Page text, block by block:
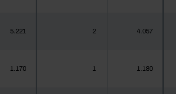
5.221 2 4.057
1.170 1 1.180